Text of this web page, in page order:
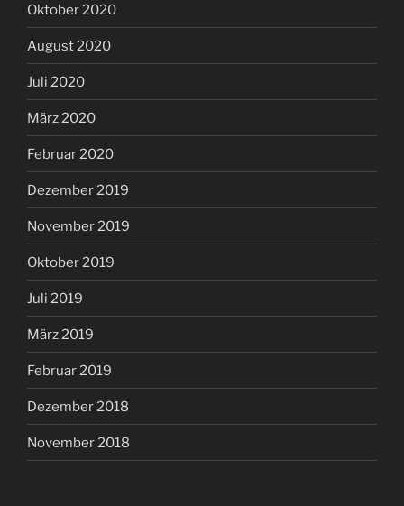
Oktober 2020
August 2020
Juli 2020
März 2020
Februar 2020
Dezember 2019
November 2019
Oktober 2019
Juli 2019
März 2019
Februar 2019
Dezember 2018
November 2018